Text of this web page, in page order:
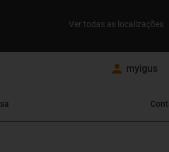
Ver todas as localizações
myigus